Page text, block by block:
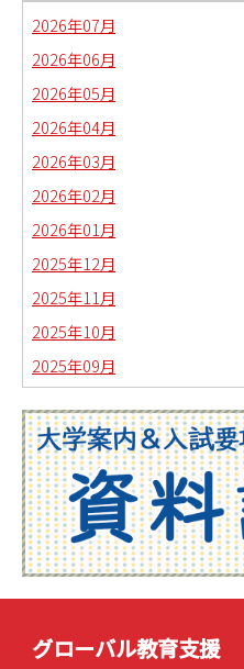
2026年07月
2026年06月
2026年05月
2026年04月
2026年03月
2026年02月
2026年01月
2025年12月
2025年11月
2025年10月
2025年09月
2025年07月
2025年06月
2025年05月
2025年04月
2025年03月
2025年02月
2025年01月
グローバル教育支